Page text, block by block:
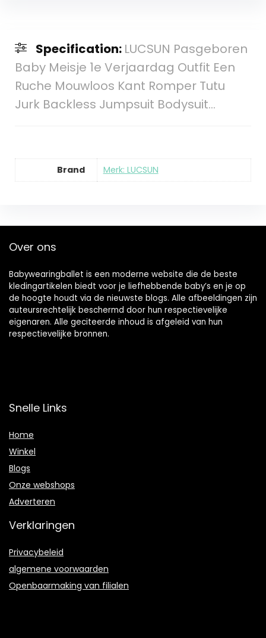
Specification: LUCSUN Pasgeboren
Baby Meisje 1e Verjaardag Outfit Een
Ruche Mouwloos Kant Romper Tutu
Jurk Backless Jumpsuit Bodysuit…
Brand Merk: LUCSUN
Over ons
Babywearingballet is een moderne website die de beste
kledingartikelen biedt voor je liefhebbende baby’s en je op
de hoogte houdt via de nieuwste blogs. Alle afbeeldingen zijn
auteursrechtelijk beschermd door hun respectievelijke
eigenaren. Alle geciteerde inhoud is afgeleid van hun
respectievelijke bronnen.
Snelle Links
Home
Winkel
Blogs
Onze webshops
Adverteren
Verklaringen
Privacybeleid
algemene voorwaarden
Openbaarmaking van filialen